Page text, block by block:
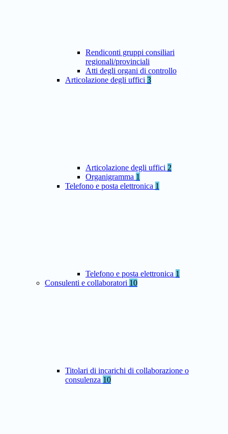
Rendiconti gruppi consiliari
regionali/provinciali
Atti degli organi di controllo
Articolazione degli uffici 3
Articolazione degli uffici 2
Organigramma 1
Telefono e posta elettronica 1
Telefono e posta elettronica 1
Consulenti e collaboratori 10
Titolari di incarichi di collaborazione o
consulenza 10